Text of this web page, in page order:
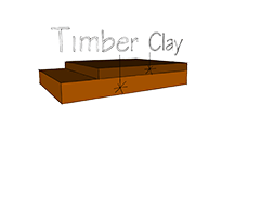
content